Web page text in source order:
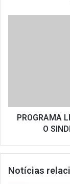
SINDRIO
TRANSFORMANDO
PROGRAMA
O
Notícias